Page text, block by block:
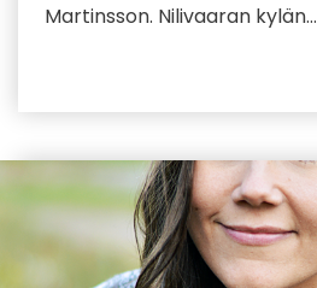
Martinsson. Nilivaaran kylän…